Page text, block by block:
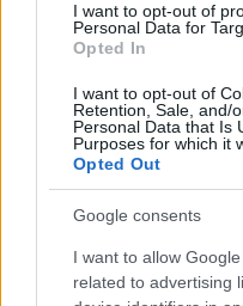
I want to opt-out of
Personal Data for
Opted In
I want to opt-out of
Retention, Sale, and/
Personal Data that Is
Purposes for which it
Opted Out
Google consents
I want to allow
related to advertising
Cómo el orden en
mejora el sueño
Un hogar ordenado no solo
SALUD Y BIENESTAR